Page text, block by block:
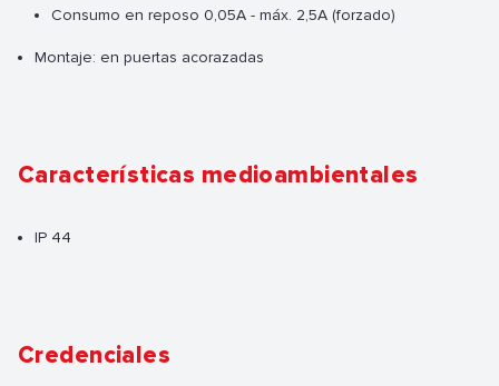
Consumo en reposo 0,05A - máx. 2,5A (forzado)
Montaje: en puertas acorazadas
Características medioambientales
IP 44
Credenciales